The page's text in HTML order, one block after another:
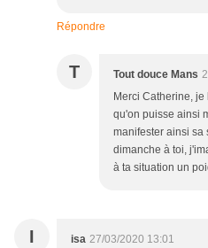
Répondre
T Tout douce Mans
Merci Catherine,
qu'on puisse ainsi
manifester ainsi sa
dimanche à toi,
à ta situation un
I isa 27/03/2020 13:01